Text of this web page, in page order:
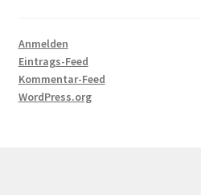
Anmelden
Eintrags-Feed
Kommentar-Feed
WordPress.org